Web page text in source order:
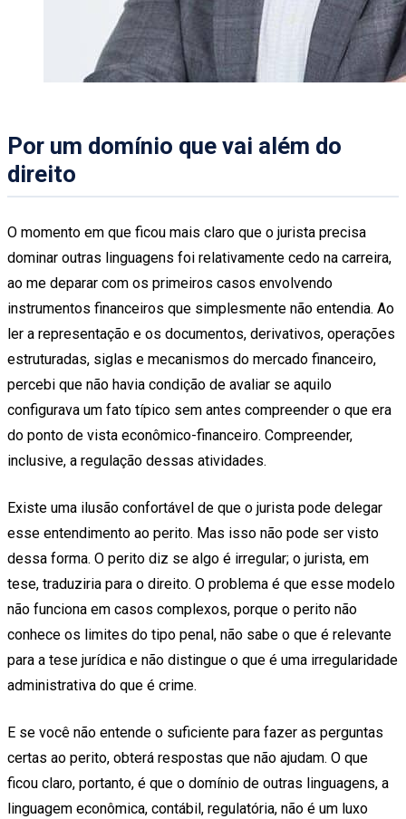
Por um domínio que vai além do
direito
O momento em que ficou mais claro que o jurista precisa
dominar outras linguagens foi relativamente cedo na carreira,
ao me deparar com os primeiros casos envolvendo
instrumentos financeiros que simplesmente não entendia. Ao
ler a representação e os documentos, derivativos, operações
estruturadas, siglas e mecanismos do mercado financeiro,
percebi que não havia condição de avaliar se aquilo
configurava um fato típico sem antes compreender o que era
do ponto de vista econômico-financeiro. Compreender,
inclusive, a regulação dessas atividades.
Existe uma ilusão confortável de que o jurista pode delegar
esse entendimento ao perito. Mas isso não pode ser visto
dessa forma. O perito diz se algo é irregular; o jurista, em
tese, traduziria para o direito. O problema é que esse modelo
não funciona em casos complexos, porque o perito não
conhece os limites do tipo penal, não sabe o que é relevante
para a tese jurídica e não distingue o que é uma irregularidade
administrativa do que é crime.
E se você não entende o suficiente para fazer as perguntas
certas ao perito, obterá respostas que não ajudam. O que
ficou claro, portanto, é que o domínio de outras linguagens, a
linguagem econômica, contábil, regulatória, não é um luxo